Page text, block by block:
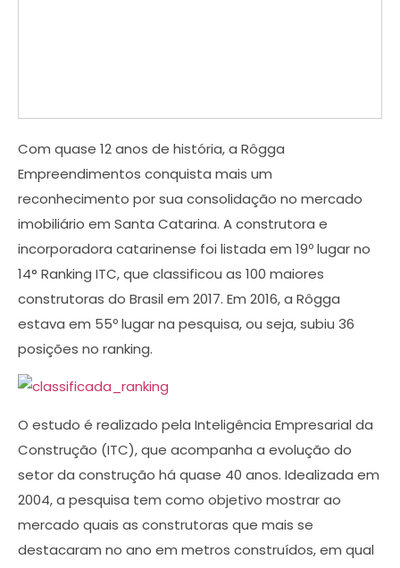
Com quase 12 anos de história, a Rôgga
Empreendimentos conquista mais um
reconhecimento por sua consolidação no mercado
imobiliário em Santa Catarina. A construtora e
incorporadora catarinense foi listada em 19º lugar no
14° Ranking ITC, que classificou as 100 maiores
construtoras do Brasil em 2017. Em 2016, a Rôgga
estava em 55º lugar na pesquisa, ou seja, subiu 36
posições no ranking.
O estudo é realizado pela Inteligência Empresarial da
Construção (ITC), que acompanha a evolução do
setor da construção há quase 40 anos. Idealizada em
2004, a pesquisa tem como objetivo mostrar ao
mercado quais as construtoras que mais se
destacaram no ano em metros construídos, em qual